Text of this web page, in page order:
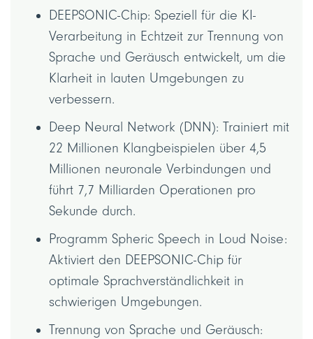
DEEPSONIC-Chip: Speziell für die KI-
Verarbeitung in Echtzeit zur Trennung von
Sprache und Geräusch entwickelt, um die
Klarheit in lauten Umgebungen zu
verbessern.
Deep Neural Network (DNN): Trainiert mit
22 Millionen Klangbeispielen über 4,5
Millionen neuronale Verbindungen und
führt 7,7 Milliarden Operationen pro
Sekunde durch.
Programm Spheric Speech in Loud Noise:
Aktiviert den DEEPSONIC-Chip für
optimale Sprachverständlichkeit in
schwierigen Umgebungen.
Trennung von Sprache und Geräusch: